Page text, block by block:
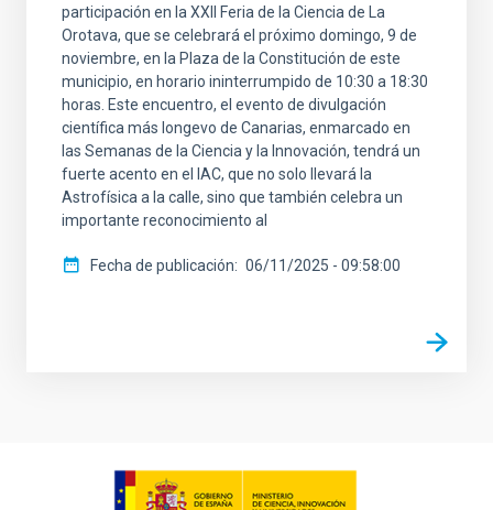
participación en la XXII Feria de la Ciencia de La
Orotava, que se celebrará el próximo domingo, 9 de
noviembre, en la Plaza de la Constitución de este
municipio, en horario ininterrumpido de 10:30 a 18:30
horas. Este encuentro, el evento de divulgación
científica más longevo de Canarias, enmarcado en
las Semanas de la Ciencia y la Innovación, tendrá un
fuerte acento en el IAC, que no solo llevará la
Astrofísica a la calle, sino que también celebra un
importante reconocimiento al
Fecha de publicación 06/11/2025 - 09:58:00